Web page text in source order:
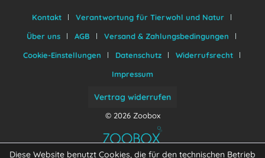
Kontakt
Verantwortung für Tierwohl und Natur
Über uns
AGB
Versand & Zahlungsbedingungen
Cookie-Einstellungen
Datenschutz
Widerrufsrecht
Impressum
Vertrag widerrufen
© 2026 Zoobox
Diese Website benutzt Cookies, die für den technischen Betrieb